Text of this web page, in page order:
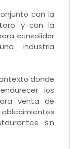
con la
y con la
consolidar
industria
donde
los
venta de
sin